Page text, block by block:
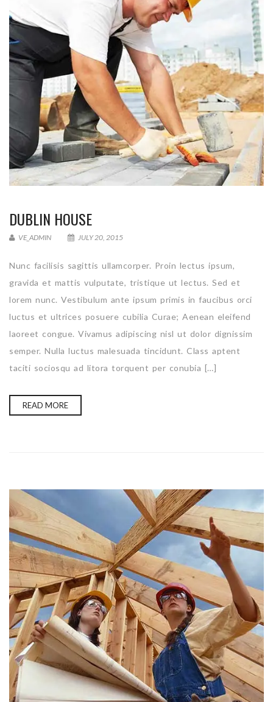
DUBLIN HOUSE
VE_ADMIN JULY 20, 2015
Nunc facilisis sagittis ullamcorper. Proin lectus ipsum,
gravida et mattis vulputate, tristique ut lectus. Sed et
lorem nunc. Vestibulum ante ipsum primis in faucibus orci
luctus et ultrices posuere cubilia Curae; Aenean eleifend
laoreet congue. Vivamus adipiscing nisl ut dolor dignissim
semper. Nulla luctus malesuada tincidunt. Class aptent
taciti sociosqu ad litora torquent per conubia […]
READ MORE